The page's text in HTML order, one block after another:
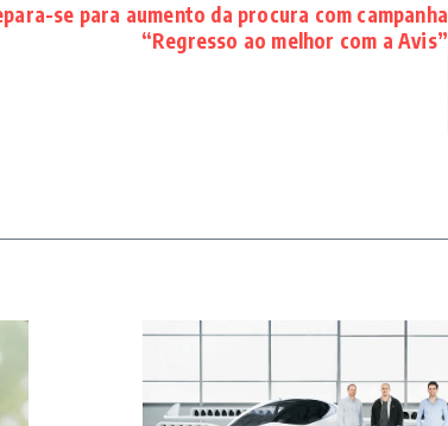
se para aumento da procura com campanha
“Regresso ao melhor com a Avis”